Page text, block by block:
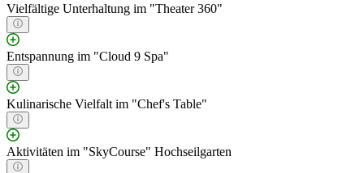
Vielfältige Unterhaltung im "Theater 360"
Entspannung im "Cloud 9 Spa"
Kulinarische Vielfalt im "Chef's Table"
Aktivitäten im "SkyCourse" Hochseilgarten